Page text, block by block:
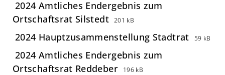
2024 Amtliches Endergebnis zum
Ortschaftsrat Silstedt 201 kB
2024 Hauptzusammenstellung Stadtrat 59 kB
2024 Amtliches Endergebnis zum
Ortschaftsrat Reddeber
196 kB